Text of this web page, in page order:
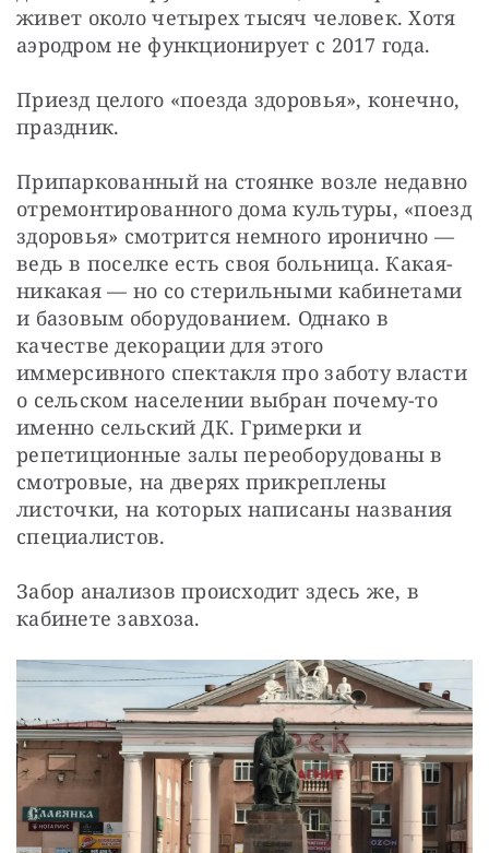
живет около четырех тысяч человек. Хотя
аэродром не функционирует с 2017 года.
Приезд целого «поезда здоровья», конечно,
праздник.
Припаркованный на стоянке возле недавно
отремонтированного дома культуры, «поезд
здоровья» смотрится немного иронично —
ведь в поселке есть своя больница. Какая-
никакая — но со стерильными кабинетами
и базовым оборудованием. Однако в
качестве декорации для этого
иммерсивного спектакля про заботу власти
о сельском населении выбран почему-то
именно сельский ДК. Гримерки и
репетиционные залы переоборудованы в
смотровые, на дверях прикреплены
листочки, на которых написаны названия
специалистов.
Забор анализов происходит здесь же, в
кабинете завхоза.